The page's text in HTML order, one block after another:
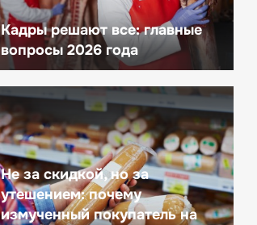
Кадры решают все: главные
вопросы 2026 года
Не за скидкой, но за
утешением: почему
измученный покупатель на